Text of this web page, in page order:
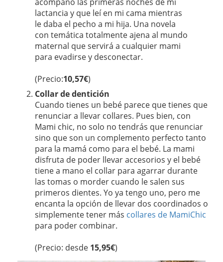
lactancia y que leí en mi cama mientras
le daba el pecho a mi hija. Una novela
con temática totalmente ajena al mundo
maternal que servirá a cualquier mami
para evadirse y desconectar.
(Precio:10,57€)
Collar de dentición
Cuando tienes un bebé parece que tienes que
renunciar a llevar collares. Pues bien, con
Mami chic, no solo no tendrás que renunciar
sino que son un complemento perfecto tanto
para la mamá como para el bebé. La mami
disfruta de poder llevar accesorios y el bebé
tiene a mano el collar para agarrar durante
las tomas o morder cuando le salen sus
primeros dientes. Yo ya tengo uno, pero me
encanta la opción de llevar dos coordinados o
simplemente tener más collares de MamiChic
para poder combinar.
(Precio: desde 15,95€)